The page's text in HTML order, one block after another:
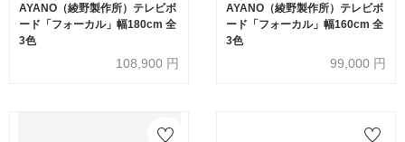
AYANO（綾野製作所）テレビボ
ード「フォーカル」幅180cm 全
3色
108,900 円
AYANO（綾野製作所）テレビボ
ード「フォーカル」幅160cm 全
3色
99,000 円